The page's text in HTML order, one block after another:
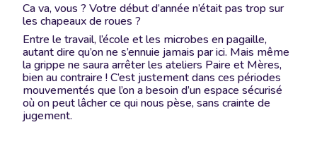
Ca va, vous ? Votre début d’année n’était pas trop sur
les chapeaux de roues ?
Entre le travail, l’école et les microbes en pagaille,
autant dire qu’on ne s’ennuie jamais par ici. Mais même
la grippe ne saura arrêter les ateliers Paire et Mères,
bien au contraire ! C’est justement dans ces périodes
mouvementés que l’on a besoin d’un espace sécurisé
où on peut lâcher ce qui nous pèse, sans crainte de
jugement.